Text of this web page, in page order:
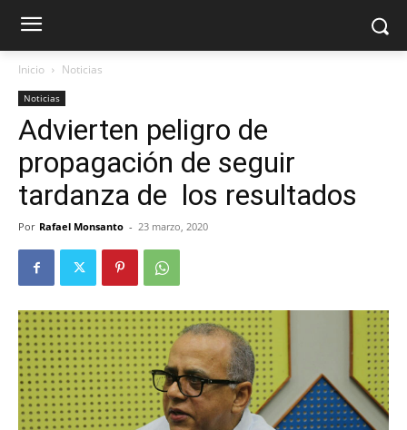
Inicio Noticias
Noticias
Advierten peligro de
propagación de seguir
tardanza de los resultados
Por Rafael Monsanto - 23 marzo, 2020